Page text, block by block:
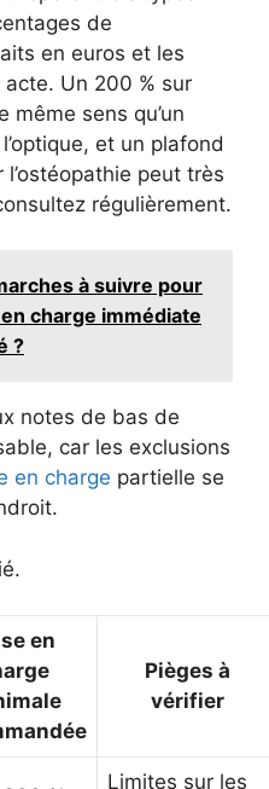
de
en euros et les
Un 200 % sur
même sens qu’un
et un plafond
peut très
régulièrement.
à suivre pour
charge immédiate
?
notes de bas de
car les exclusions
en charge partielle se
en
Pièges à
vérifier
Limites sur les